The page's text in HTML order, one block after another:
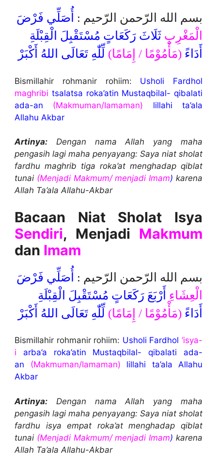
بسم الله الرّحمن الرّحيم : أُصَلِّي فَرْضَ
الْمَغْرِبِ ثَلَاثَ رَكَعَاتٍ مُسْتَقْبِلَ الْقِبْلَةِ
أَدَاءً (مَأْمُوْمًا / إِمَامًا) لِّلّٰهِ تَعَالَى اللهُ أَكْبَرْ
Bismillahir rohmanir rohiim: Usholi Fardhol
maghribi tsalatsa roka’atin Mustaqbilal- qibalati
ada-an (Makmuman/Iamaman) lillahi ta’ala
Allahu Akbar
Artinya: Dengan nama Allah yang maha
pengasih lagi maha penyayang: Saya niat sholat
fardhu maghrib tiga roka’at menghadap qiblat
tunai (Menjadi Makmum/ menjadi Imam) karena
Allah Ta’ala Allahu-Akbar
Bacaan Niat Sholat Isya
Sendiri, Menjadi Makmum
dan Imam
بسم الله الرّحمن الرّحيم : أُصَلِّي فَرْضَ
الْعِشَاءِ أَرْبَعَ رَكَعَاتٍ مُسْتَقْبِلَ الْقِبْلَةِ
أَدَاءً (مَأْمُوْمًا / إِمَامًا) لِّلّٰهِ تَعَالَى اللهُ أَكْبَرْ
Bismillahir rohmanir rohiim: Usholi Fardhol ‘isya-
i arba’a roka’atin Mustaqbilal- qibalati ada-
an (Makmuman/Iamaman) lillahi ta’ala Allahu
Akbar
Artinya: Dengan nama Allah yang maha
pengasih lagi maha penyayang: Saya niat sholat
fardhu isya empat roka’at menghadap qiblat
tunai (Menjadi Makmum/ menjadi Imam) karena
Allah Ta’ala Allahu-Akbar